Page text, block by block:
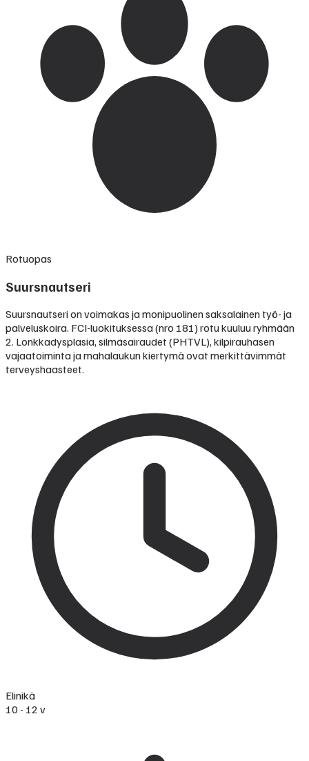
Rotuopas
Suursnautseri
Suursnautseri on voimakas ja monipuolinen saksalainen työ- ja
palveluskoira. FCI-luokituksessa (nro 181) rotu kuuluu ryhmään
2. Lonkkadysplasia, silmäsairaudet (PHTVL), kilpirauhasen
vajaatoiminta ja mahalaukun kiertymä ovat merkittävimmät
terveyshaasteet.
Elinikä
10 - 12 v